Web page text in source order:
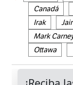
Canadá
Irak
Mark
Ottawa